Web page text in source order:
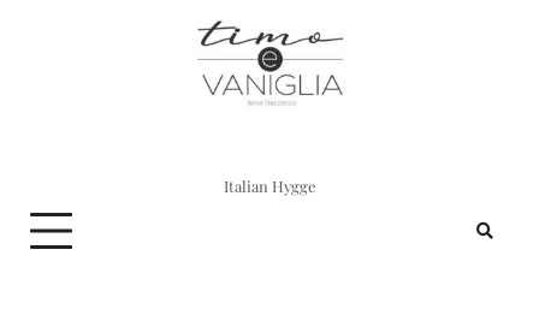
Italian Hygge